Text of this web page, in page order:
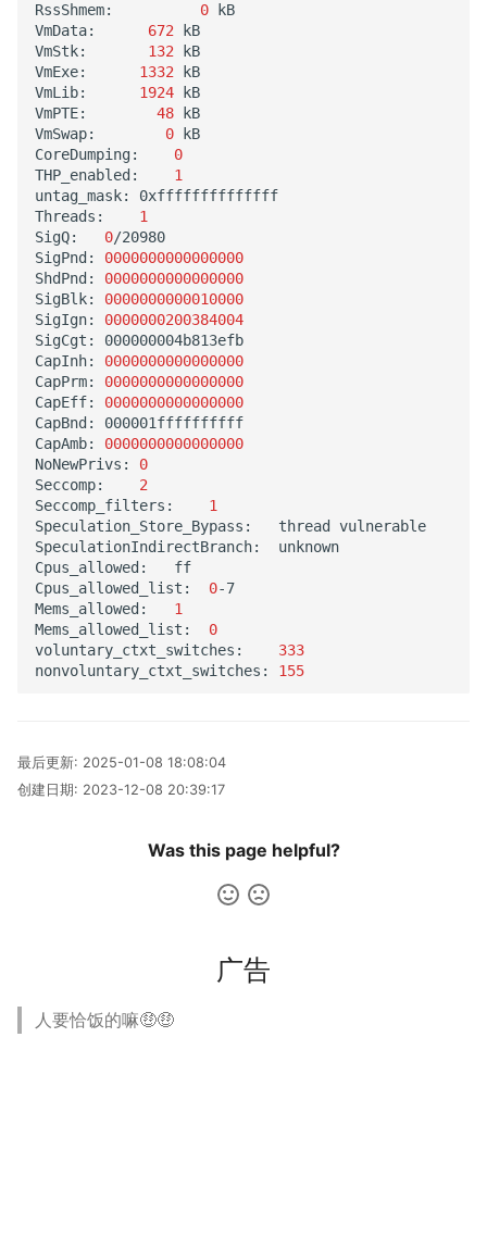
RssShmem:
0
kB
VmData:
672
kB
VmStk:
132
kB
VmExe:
1332
kB
VmLib:
1924
kB
VmPTE:
48
kB
VmSwap:
0
kB
CoreDumping:
0
THP_enabled:
1
untag_mask:
0xffffffffffffff
Threads:
1
SigQ:
0/20980
SigPnd:
0000000000000000
ShdPnd:
0000000000000000
SigBlk:
0000000000010000
SigIgn:
0000000200384004
SigCgt:
000000004b813efb
CapInh:
0000000000000000
CapPrm:
0000000000000000
CapEff:
0000000000000000
CapBnd:
000001ffffffffff
CapAmb:
0000000000000000
NoNewPrivs:
0
Seccomp:
2
Seccomp_filters:
1
Speculation_Store_Bypass:
thread
vulnerable
SpeculationIndirectBranch:
unknown
Cpus_allowed:
ff
Cpus_allowed_list:
0-7
Mems_allowed:
1
Mems_allowed_list:
0
voluntary_ctxt_switches:
333
nonvoluntary_ctxt_switches:
155
最后更新: 2025-01-08 18:08:04
创建日期: 2023-12-08 20:39:17
Was this page helpful?
广告
人要恰饭的嘛🤑🤑